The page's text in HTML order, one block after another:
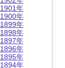
1901年
1900年
1899年
1898年
1897年
1896年
1895年
1894年